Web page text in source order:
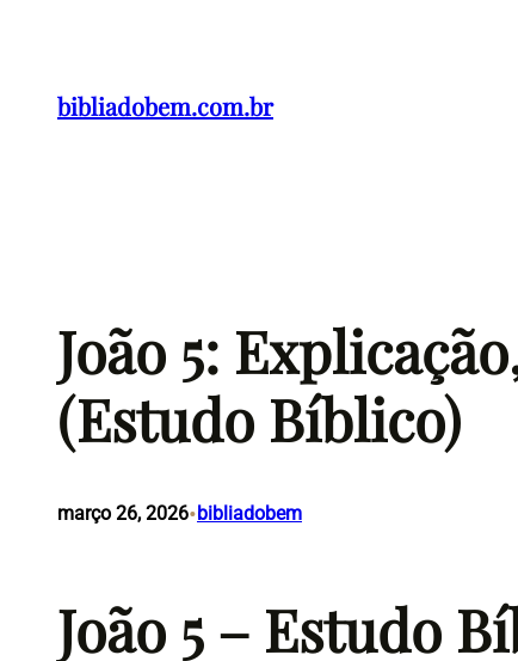
bibliadobem.com.br
João 5:
(Estudo Bíblico)
março 26, 2026• bibliadobem
João 5 – Estudo